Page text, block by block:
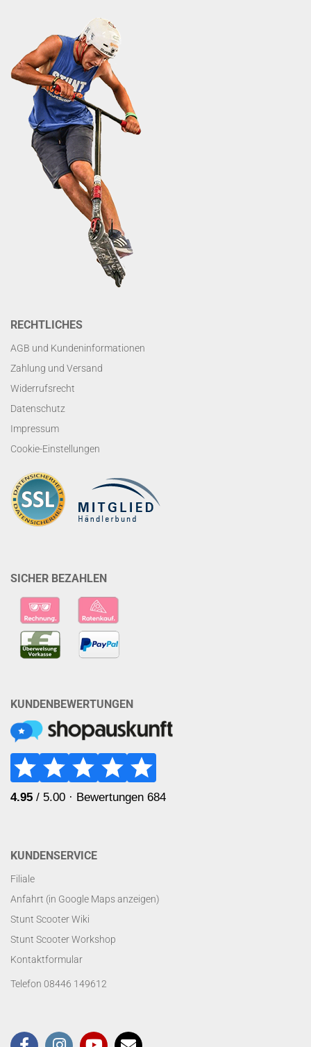
RECHTLICHES
AGB und Kundeninformationen
Zahlung und Versand
Widerrufsrecht
Datenschutz
Impressum
Cookie-Einstellungen
SICHER BEZAHLEN
KUNDENBEWERTUNGEN
KUNDENSERVICE
Filiale
Anfahrt (in Google Maps anzeigen)
Stunt Scooter Wiki
Stunt Scooter Workshop
Kontaktformular
Telefon 08446 149612